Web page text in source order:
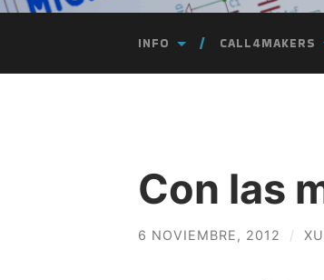
INFO CALL4MAKERS
Con las
6 NOVIEMBRE, 2012 /